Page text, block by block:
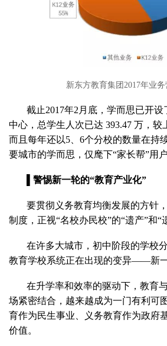
新东方教育集团2017年业
截止2017年2月底，学而思已开设
中心，总学生人次已达 393.47 万，较
而且每年还以5、6个分校的数量在持
要城市的学而思，仅麾下“家长帮”用户
▌警惕新一轮的“教育产业化”
要贯彻义务教育均衡发展的方针
制度，正视“名校办民校”的“遗产”和“
在许多大城市，初中阶段的学校
教育学校系统正在出现的变异——新一
在升学率和效率的驱动下，教育
场紧密结合，越来越成为一门有利可
育作为民生事业、义务教育作为政府
价值。